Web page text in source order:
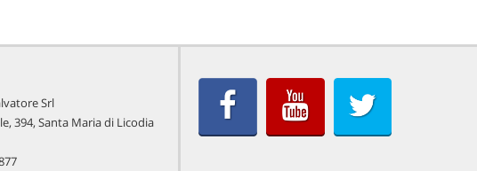
Srl
394, Santa Maria di Licodia